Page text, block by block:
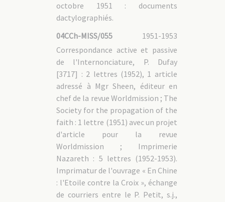
octobre 1951 : documents
dactylographiés.
04CCh-MISS/055
1951-1953
Correspondance active et passive
de l'Internonciature, P. Dufay
[3717] : 2 lettres (1952), 1 article
adressé à Mgr Sheen, éditeur en
chef de la revue Worldmission ; The
Society for the propagation of the
faith : 1 lettre (1951) avec un projet
d'article pour la revue
Worldmission ; Imprimerie
Nazareth : 5 lettres (1952-1953).
Imprimatur de l'ouvrage « En Chine
: l'Etoile contre la Croix », échange
de courriers entre le P. Petit, s.j.,